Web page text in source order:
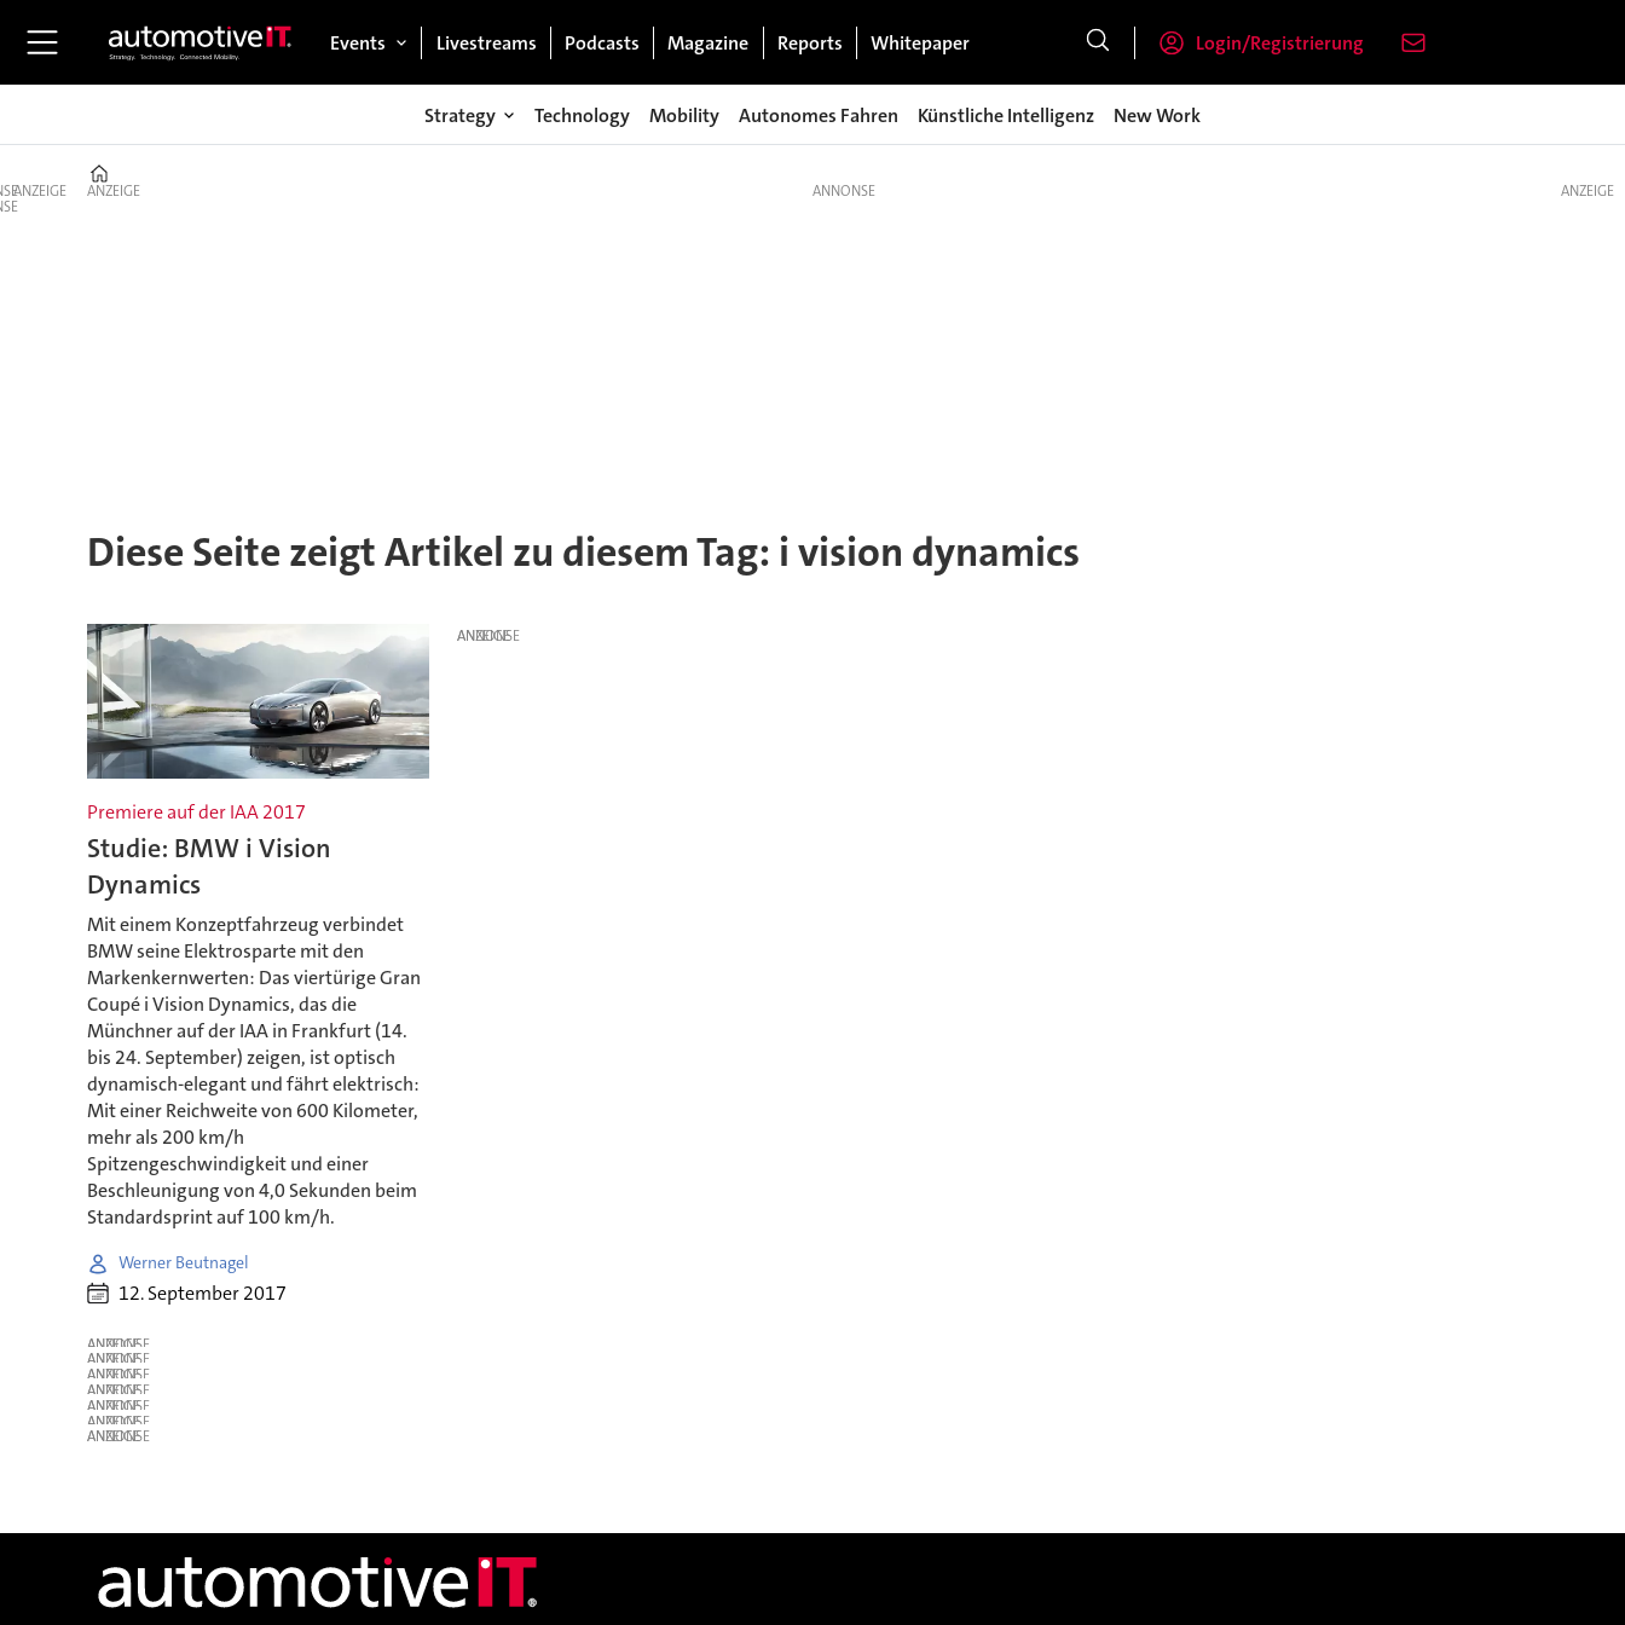
Events Livestreams Podcasts Magazine Reports Whitepaper Login/Registrierung
Strategy Technology Mobility Autonomes Fahren Künstliche Intelligenz New Work
ANZEIGE ANZEIGE
Diese Seite zeigt Artikel zu diesem Tag: i vision dynamics
Premiere auf der IAA 2017
Studie: BMW i Vision
Dynamics
Mit einem Konzeptfahrzeug verbindet
BMW seine Elektrosparte mit den
Markenkernwerten: Das viertürige Gran
Coupé i Vision Dynamics, das die
Münchner auf der IAA in Frankfurt (14.
bis 24. September) zeigen, ist optisch
dynamisch-elegant und fährt elektrisch:
Mit einer Reichweite von 600 Kilometer,
mehr als 200 km/h
Spitzengeschwindigkeit und einer
Beschleunigung von 4,0 Sekunden beim
Standardsprint auf 100 km/h.
Werner Beutnagel
12. September 2017
ANZEIGE
ANZEIGE
ANZEIGE
ANZEIGE
ANZEIGE
ANZEIGE
ANZEIGE
ANZEIGE
ANZEIGE